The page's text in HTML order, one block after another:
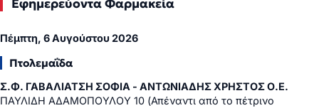
Εφημερεύοντα Φαρμακεία
Πέμπτη, 6 Αυγούστου 2026
Πτολεμαΐδα
Σ.Φ. ΓΑΒΑΛΙΑΤΣΗ ΣΟΦΙΑ - ΑΝΤΩΝΙΑΔΗΣ ΧΡΗΣΤΟΣ Ο.Ε.
ΠΑΥΛΙΔΗ ΑΔΑΜΟΠΟΥΛΟΥ 10 (Απέναντι από το πέτρινο